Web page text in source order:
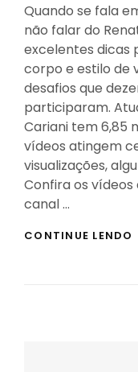
Quando se fala
não falar do
excelentes dicas
corpo e estilo de
desafios que
participaram.
Cariani tem 6,85
vídeos atingem
visualizações,
Confira os vídeos
canal …
CONTINUE LENDO